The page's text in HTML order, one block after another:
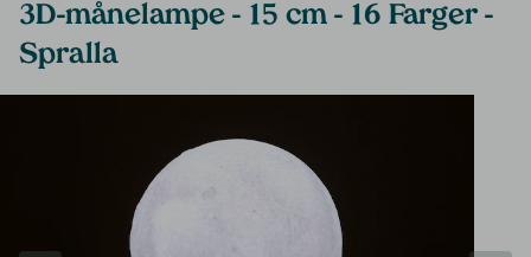
3D-månelampe - 15 cm - 16 Farger -
Spralla